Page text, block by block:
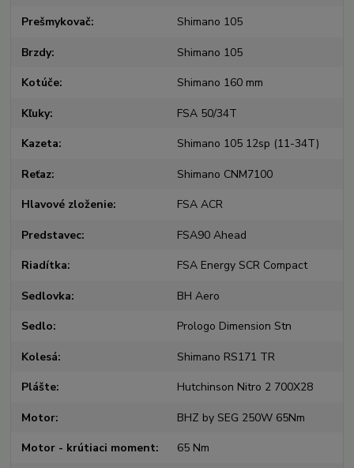
Prešmykovač Shimano 105
Brzdy Shimano 105
Kotúče Shimano 160 mm
Kľuky FSA 50/34T
Kazeta Shimano 105 12sp (11-34T)
Reťaz Shimano CNM7100
Hlavové zloženie FSA ACR
Predstavec FSA90 Ahead
Riadítka FSA Energy SCR Compact
Sedlovka BH Aero
Sedlo Prologo Dimension Stn
Kolesá Shimano RS171 TR
Plášte Hutchinson Nitro 2 700X28
Motor BHZ by SEG 250W 65Nm
Motor - krútiaci moment 65 Nm